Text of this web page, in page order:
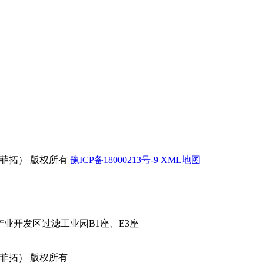
拓） 版权所有 豫ICP备18000213号-9 XML地图
开发区过滤工业园B1座、E3座
拓） 版权所有